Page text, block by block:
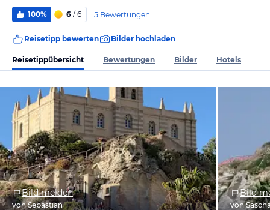
100% 6 / 6 5 Bewertungen
Reisetipp bewerten Bilder hochladen
Reisetippübersicht Bewertungen Bilder Hotels
Bild melden
von Sebastian
Bild
von